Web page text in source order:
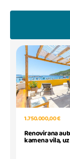
1.750.000,00 €
Renovirana
kamena vila,